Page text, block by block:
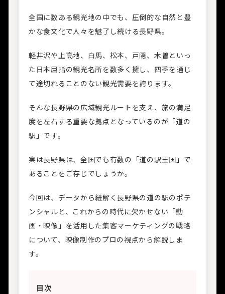
全国に数ある観光地の中でも、圧倒的な自然と豊
かな食文化で人々を魅了し続ける長野県。
軽井沢や上高地、白馬、松本、戸隠、木曽といっ
た日本屈指の観光名所を数多く擁し、四季を通じ
て途切れることのない観光需要を誇ります。
そんな長野県の広域観光ルートを支え、旅の満足
度を左右する重要な拠点となっているのが「道の
駅」です。
実は長野県は、全国でも有数の「道の駅王国」で
あることをご存じでしょうか。
今回は、データから紐解く長野県の道の駅のポテ
ンシャルと、これからの時代に欠かせない「動
画・映像」を活用した集客マーケティングの戦略
について、映像制作のプロの視点から解説しま
す。
目次